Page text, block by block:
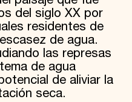
del siglo XX por
residentes de
de agua.
las represas
de agua
de aliviar la
seca.